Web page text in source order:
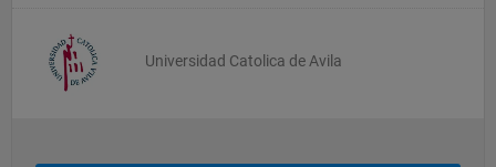
Universidad Catolica de Avila